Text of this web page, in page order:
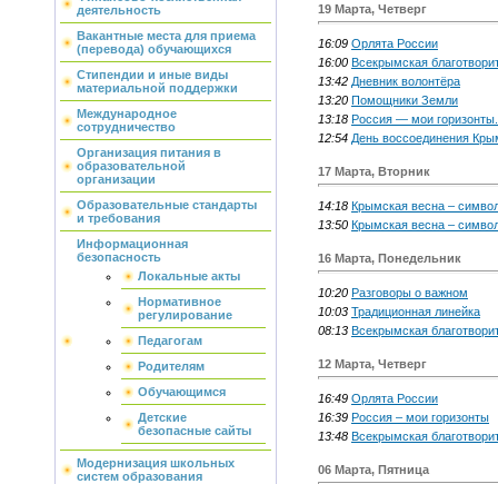
деятельность
Вакантные места для приема
(перевода) обучающихся
Стипендии и иные виды
материальной поддержки
Международное
сотрудничество
Организация питания в
образовательной
организации
Образовательные стандарты
и требования
Информационная
безопасность
Локальные акты
Нормативное
регулирование
Педагогам
Родителям
Обучающимся
Детские
безопасные сайты
Модернизация школьных
систем образования
19 Марта, Четверг
16:09 Орлята России
16:00 Всекрымская
13:42 Дневник волонтёра
13:20 Помощники Земли
13:18 Россия — мои горизонты.
12:54 День воссоединения
17 Марта, Вторник
14:18 Крымская весна –
13:50 Крымская весна –
16 Марта, Понедельник
10:20 Разговоры о важном
10:03 Традиционная линейка
08:13 Всекрымская
12 Марта, Четверг
16:49 Орлята России
16:39 Россия – мои горизонты
13:48 Всекрымская
06 Марта, Пятница